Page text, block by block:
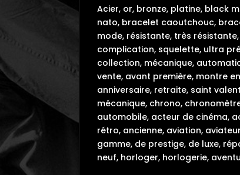
Acier, or, bronze, platine, black
nato, bracelet caoutchouc,
mode, résistante, très
complication, squelette, ultra
collection, mécanique,
vente, avant première, montre
anniversaire, retraite, saint
mécanique, chrono,
automobile, acteur de cinéma,
rétro, ancienne, aviation,
gamme, de prestige, de luxe,
neuf, horloger, horlogerie,